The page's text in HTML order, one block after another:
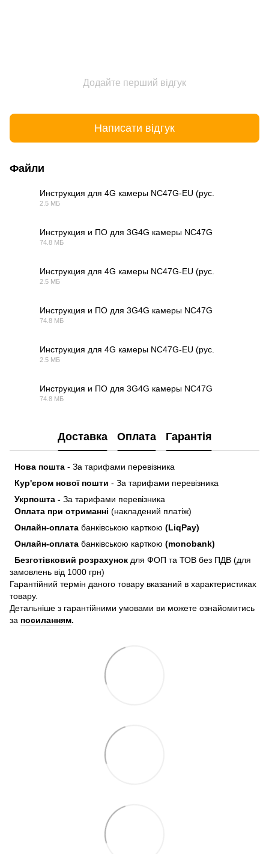
Додайте перший відгук
Написати відгук
Файли
Инструкция для 4G камеры NC47G-EU (рус.
2.5 МБ
Инструкция и ПО для 3G4G камеры NC47G
74.8 МБ
Инструкция для 4G камеры NC47G-EU (рус.
2.5 МБ
Инструкция и ПО для 3G4G камеры NC47G
74.8 МБ
Инструкция для 4G камеры NC47G-EU (рус.
2.5 МБ
Инструкция и ПО для 3G4G камеры NC47G
74.8 МБ
Доставка Оплата Гарантія
Нова пошта - За тарифами перевізника
Кур'єром нової пошти - За тарифами перевізника
Укрпошта - За тарифами перевізника
Оплата при отриманні (накладений платіж)
Онлайн-оплата банківською карткою (LiqPay)
Онлайн-оплата банківською карткою (monobank)
Безготівковий розрахунок для ФОП та ТОВ без ПДВ (для
замовлень від 1000 грн)
Гарантійний термін даного товару вказаний в характеристиках
товару.
Детальніше з гарантійними умовами ви можете ознайомитись
за посиланням.